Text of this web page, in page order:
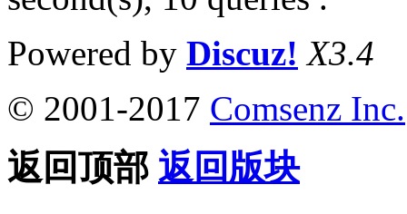
Powered by Discuz! X3.4
© 2001-2017 Comsenz Inc.
返回顶部 返回版块